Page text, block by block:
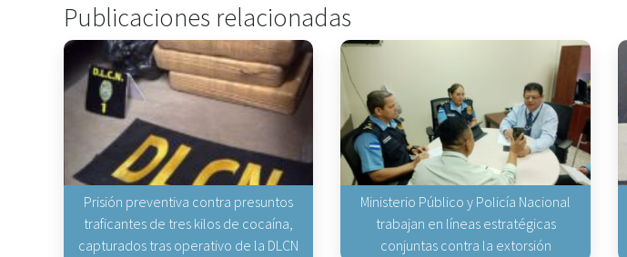
Publicaciones relacionadas
Prisión preventiva contra presuntos
traficantes de tres kilos de cocaína,
capturados tras operativo de la DLCN
Ministerio Público y Policía Nacional
trabajan en líneas estratégicas
conjuntas contra la extorsión